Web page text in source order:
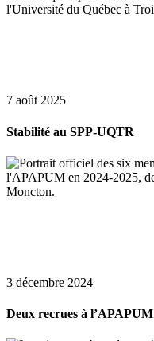
7 août 2025
Stabilité au SPP-UQTR
3 décembre 2024
Deux recrues à l’APAPUM